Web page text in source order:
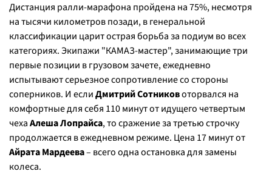
Дистанция ралли-марафона пройдена на 75%, несмотря
на тысячи километров позади, в генеральной
классификации царит острая борьба за подиум во всех
категориях. Экипажи "КАМАЗ-мастер", занимающие три
первые позиции в грузовом зачете, ежедневно
испытывают серьезное сопротивление со стороны
соперников. И еслиДмитрий Сотниковоторвался на
комфортные для себя 110 минут от идущего четвертым
чехаАлеша Лопрайса, то сражение за третью строчку
продолжается в ежедневном режиме. Цена 17 минут от
Айрата Мардеева– всего одна остановка для замены
колеса.